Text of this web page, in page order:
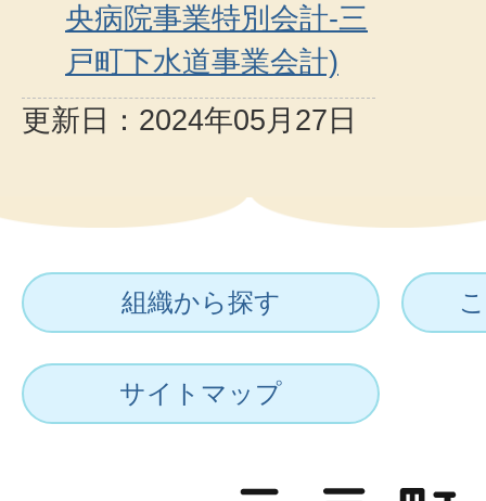
央病院事業特別会計-三
戸町下水道事業会計)
更新日：2024年05月27日
組織から探す
サイトマップ